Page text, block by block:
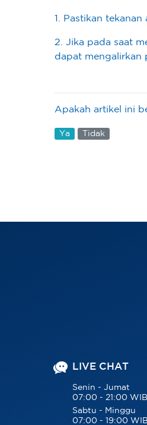
1. Pastikan
2. Jika pada saat
dapat mengalirkan
Apakah artikel ini
Ya Tidak
LIVE CHAT
Senin - Jumat
07:00 - 21:00 WIB
Sabtu - Minggu
07:00 - 19:00